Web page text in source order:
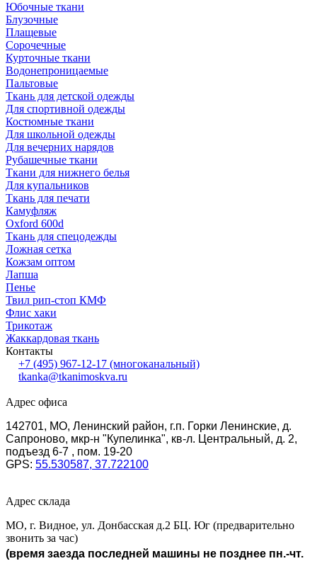
Юбочные ткани
Блузочные
Плащевые
Сорочечные
Курточные ткани
Водонепроницаемые
Пальтовые
Ткань для детской одежды
Для спортивной одежды
Костюмные ткани
Для школьной одежды
Для вечерних нарядов
Рубашечные ткани
Ткани для нижнего белья
Для купальников
Ткань для печати
Камуфляж
Oxford 600d
Ткань для спецодежды
Ложная сетка
Кожзам оптом
Лапша
Пенье
Твил рип-стоп КМФ
Флис хаки
Трикотаж
Жаккардовая ткань
Контакты
+7 (495) 967-12-17 (многоканальный)
tkanka@tkanimoskva.ru
Адрес офиса
142701, МО, Ленинский район, г.п. Горки Ленинские, д.
Сапроново, мкр-н "Купелинка", кв-л. Центральный, д. 2,
подъезд 6-7 , пом. 19-20
GPS: 55.530587, 37.722100
Адрес склада
МО, г. Видное, ул. Донбасская д.2 БЦ. Юг (предварительно
звонить за час)
(время заезда последней машины не позднее пн.-чт.